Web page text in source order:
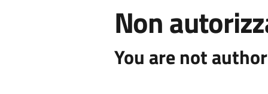
Non
You are not